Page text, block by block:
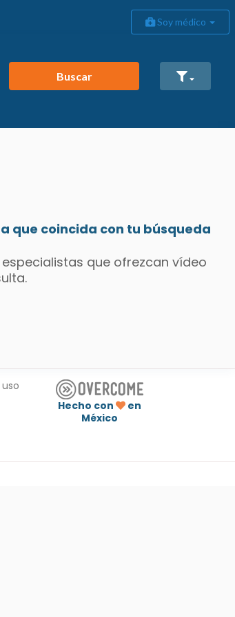
Soy médico
Buscar
que coincida con tu búsqueda
que ofrezcan vídeo
Hecho con
en
México